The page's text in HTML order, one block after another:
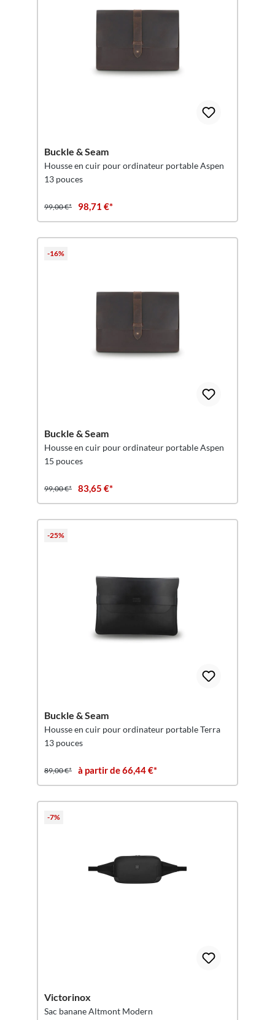
Buckle & Seam
Housse en cuir pour ordinateur portable Aspen
13 pouces
99,00 €* 98,71 €*
-16%
Buckle & Seam
Housse en cuir pour ordinateur portable Aspen
15 pouces
99,00 €* 83,65 €*
-25%
Buckle & Seam
Housse en cuir pour ordinateur portable Terra
13 pouces
89,00 €* à partir de 66,44 €*
-7%
Victorinox
Sac banane Altmont Modern